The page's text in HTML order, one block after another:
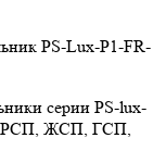
PS-Lux-P1-FR-
серии PS-lux-
РСП, ЖСП, ГСП,